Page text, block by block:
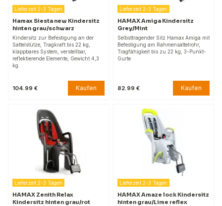
Lieferzeit 2-3 Tagen
Hamax Siesta new Kindersitz
hinten grau/schwarz
Kindersitz zur Befestigung an der
Sattelstütze, Tragkraft bis 22 kg,
klappbares System, verstellbar,
reflektierende Elemente, Gewicht 4,3
kg.
104.99 € Kaufen
Lieferzeit 2-3 Tagen
HAMAX Amiga Kindersitz
Grey/Mint
Selbsttragender Sitz Hamax Amiga mit
Befestigung am Rahmensattelrohr,
Tragfähigkeit bis zu 22 kg, 3-Punkt-
Gurte
82.99 € Kaufen
Lieferzeit 2-3 Tagen
HAMAX Zenith Relax
Kindersitz hinten grau/rot
Lieferzeit 2-3 Tagen
HAMAX Amaze lock Kindersitz
hinten grau/Lime reflex